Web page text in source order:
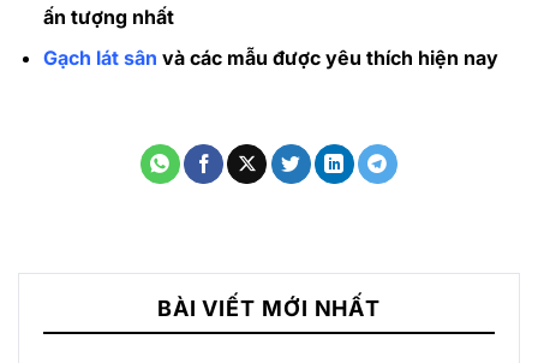
BÀI VIẾT MỚI NHẤT
ấn tượng nhất
Gạch lát sân và các mẫu được yêu thích hiện nay